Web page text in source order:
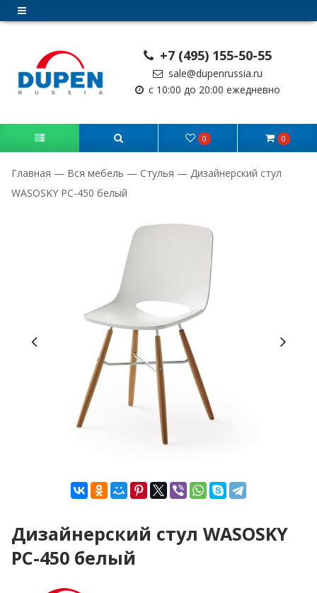
+7 (495) 155-50-55
sale@dupenrussia.ru
с 10:00 до 20:00 ежедневно
0 0
Главная — Вся мебель — Стулья — Дизайнерский стул
WASOSKY PC-450 белый
Дизайнерский стул WASOSKY
PC-450 белый